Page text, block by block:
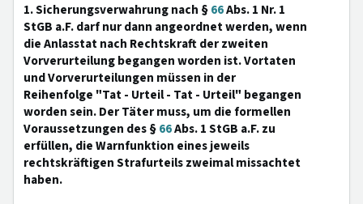
1. Sicherungsverwahrung nach §66Abs. 1 Nr. 1
StGB a.F. darf nur dann angeordnet werden, wenn
die Anlasstat nach Rechtskraft der zweiten
Vorverurteilung begangen worden ist. Vortaten
und Vorverurteilungen müssen in der
Reihenfolge "Tat - Urteil - Tat - Urteil" begangen
worden sein. Der Täter muss, um die formellen
Voraussetzungen des §66Abs. 1 StGB a.F. zu
erfüllen, die Warnfunktion eines jeweils
rechtskräftigen Strafurteils zweimal missachtet
haben.